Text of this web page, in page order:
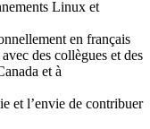
Linux et
en français
des collègues et des
et à
et l’envie de contribuer